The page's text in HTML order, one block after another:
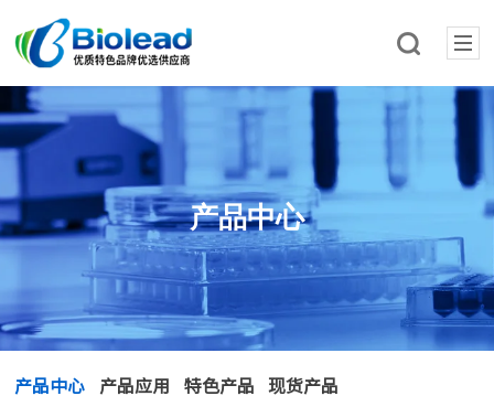
产品中心
产品中心 产品应用 特色产品 现货产品